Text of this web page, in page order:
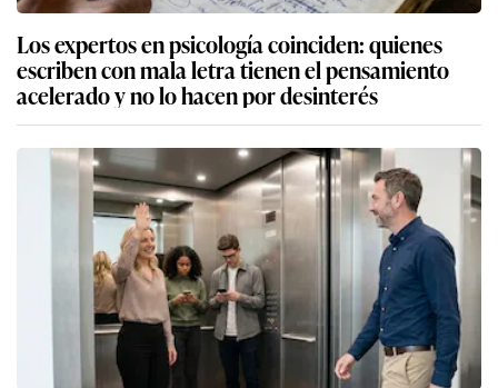
Los expertos en psicología coinciden: quienes
escriben con mala letra tienen el pensamiento
acelerado y no lo hacen por desinterés